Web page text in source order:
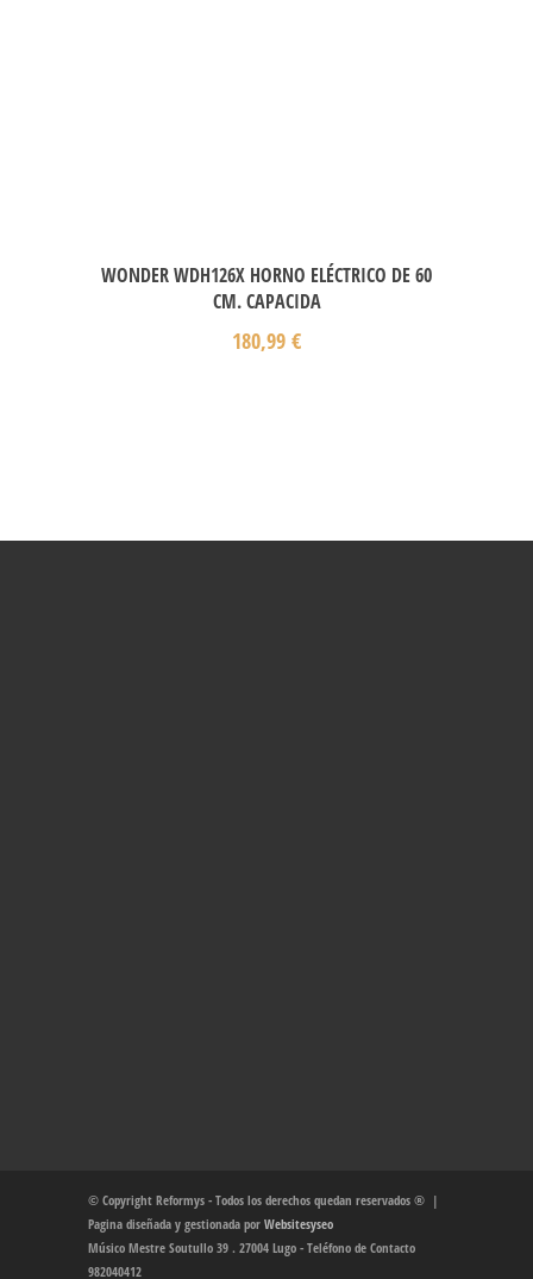
WONDER WDH126X HORNO ELÉCTRICO DE 60
CM. CAPACIDA
180,99 €
© Copyright Reformys - Todos los derechos quedan reservados ® |
Pagina diseñada y gestionada por Websitesyseo
Músico Mestre Soutullo 39 . 27004 Lugo - Teléfono de Contacto
982040412